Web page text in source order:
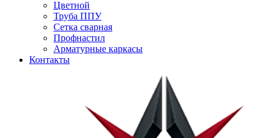
Цветной
Труба ППУ
Сетка сварная
Профнастил
Арматурные каркасы
Контакты